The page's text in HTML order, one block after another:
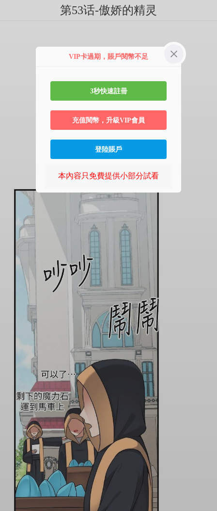
第53话-傲娇的精灵
VIP卡過期，賬戶閱幣不足
3秒快速註冊
充值閱幣，升級VIP會員
登陸賬戶
本內容只免費提供小部分試看